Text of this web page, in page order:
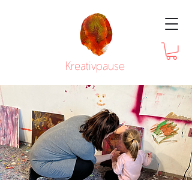
Kreativpause